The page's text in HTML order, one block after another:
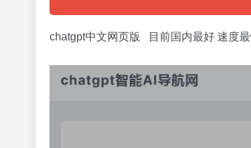
chatgpt中文网页版 目前国内最好 速度